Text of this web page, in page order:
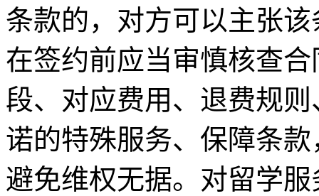
条款的，对方可以主张
在签约前应当审慎核查
段、对应费用、退费规
诺的特殊服务、保障条
避免维权无据。对留学